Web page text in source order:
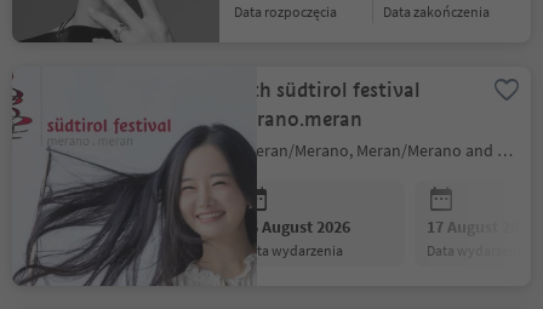
data rozpoczęcia data zakończenia
41th südtirol festival
merano.meran
Meran/Merano, Meran/Merano and environs
16 August 2026
data wydarzenia
17 August 2026
data wydarzenia